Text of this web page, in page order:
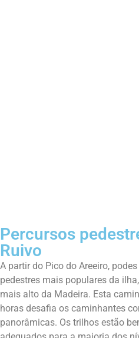
Percursos
Ruivo
A partir do Pico do Areeiro,
pedestres mais populares da
mais alto da Madeira. Esta
horas desafia os caminhantes
panorâmicas. Os trilhos estão